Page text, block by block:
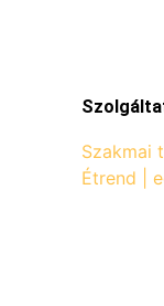
Szakmai
Étrend |